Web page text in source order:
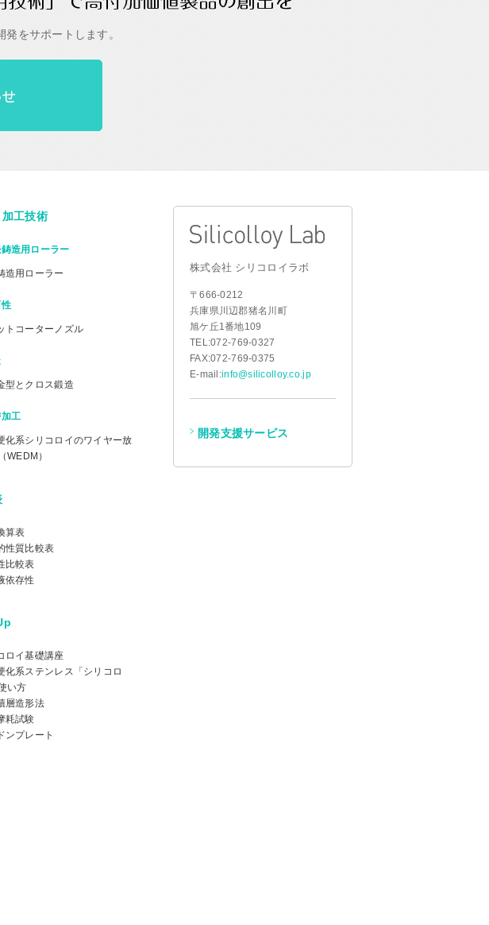
発をサポートします。
お問合わせ
工技術
造用ローラー
造用ローラー
トコーターノズル
型とクロス鍛造
工
化系シリコロイのワイヤー放
WEDM）
算表
性質比較表
比較表
依存性
ロイ基礎講座
化系ステンレス「シリコロ
い⽅
層造形法
耗試験
ンプレート
株式会社 シリコロイラボ
〒666-0212
兵庫県川辺郡猪名川町
旭ケ丘1番地109
TEL:072-769-0327
FAX:072-769-0375
E-mail:info@silicolloy.co.jp
開発支援サービス